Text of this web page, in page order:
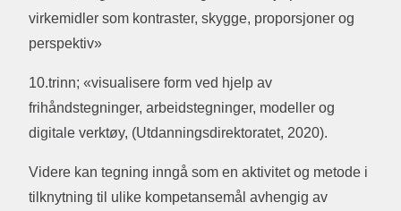
virkemidler som kontraster, skygge, proporsjoner og
perspektiv»
10.trinn; «visualisere form ved hjelp av
frihåndstegninger, arbeidstegninger, modeller og
digitale verktøy, (Utdanningsdirektoratet, 2020).
Videre kan tegning inngå som en aktivitet og metode i
tilknytning til ulike kompetansemål avhengig av